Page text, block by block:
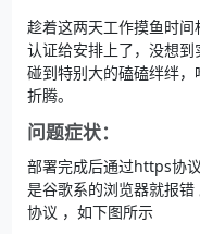
趁着这两天工作摸鱼时
认证给安排上了，没想
碰到特别大的磕磕绊绊
折腾。
问题症状：
部署完成后通过https协
是谷歌系的浏览器就报错
协议 ，如下图所示